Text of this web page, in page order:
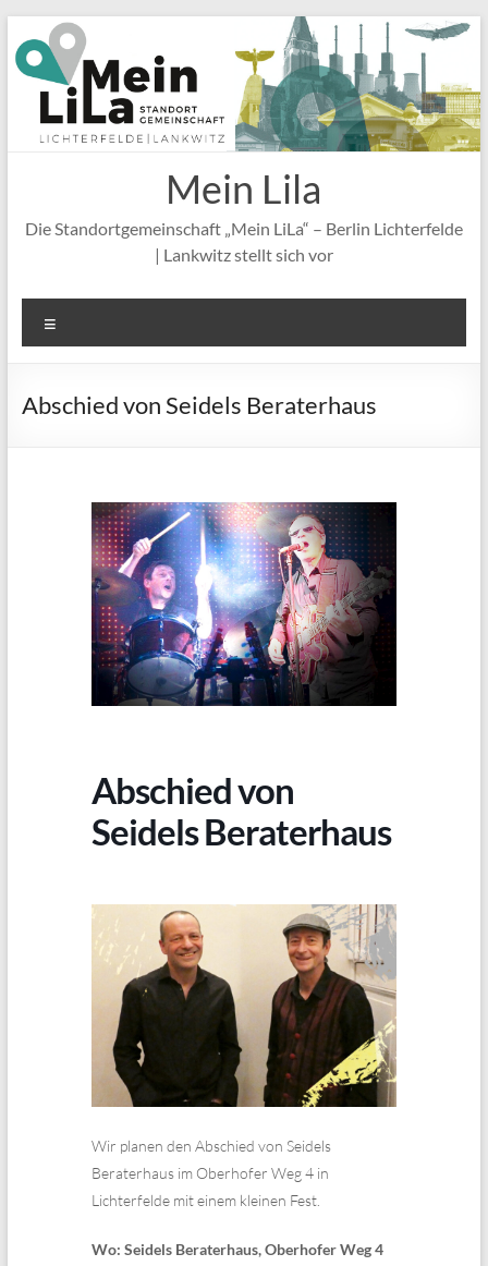
Inhalt
springen
Mein Lila
Die Standortgemeinschaft „Mein LiLa“ – Berlin Lichterfelde
| Lankwitz stellt sich vor
Abschied von Seidels Beraterhaus
Abschied von
Seidels Beraterhaus
Wir planen den Abschied von Seidels
Beraterhaus im Oberhofer Weg 4 in
Lichterfelde mit einem kleinen Fest.
Wo: Seidels Beraterhaus, Oberhofer Weg 4